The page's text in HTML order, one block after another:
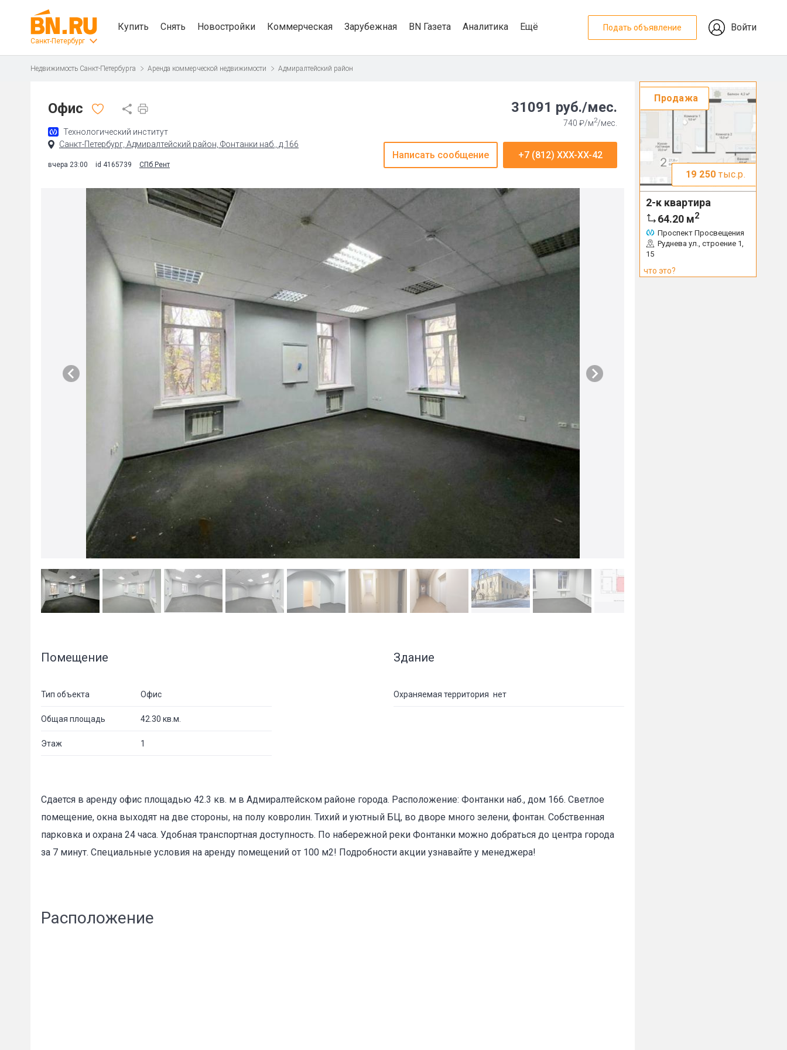
Санкт-Петербург
Купить Снять Новостройки Коммерческая Зарубежная BN Газета Аналитика Ещё Подать объявление Войти
Недвижимость Санкт-Петербурга Аренда коммерческой недвижимости Адмиралтейский район
Офис
Технологический институт
Санкт-Петербург, Адмиралтейский район, Фонтанки наб., д.166
вчера 23:00 id 4165739 СПб Рент
31091 руб./мес.
740 ₽/м2/мес.
Написать сообщение +7 (812) XXX-XX-42
Помещение
Тип объекта Офис
Общая площадь 42.30 кв.м.
Этаж 1
Здание
Охраняемая территория нет
Сдается в аренду офис площадью 42.3 кв. м в Адмиралтейском районе города. Расположение: Фонтанки наб., дом 166. Светлое
помещение, окна выходят на две стороны, на полу ковролин. Тихий и уютный БЦ, во дворе много зелени, фонтан. Собственная
парковка и охрана 24 часа. Удобная транспортная доступность. По набережной реки Фонтанки можно добраться до центра города
за 7 минут. Специальные условия на аренду помещений от 100 м2! Подробности акции узнавайте у менеджера!
Расположение
Пожаловаться на объявление
Ваше имя
✕
Продажа
19 250 тыс.р.
2-к квартира
64.20 м2
Проспект Просвещения
Руднева ул., строение 1,
15
что это?